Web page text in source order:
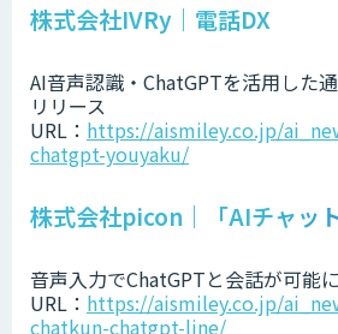
株式会社IVRy｜電話DX
AI音声認識・ChatGPTを活用した
リリース
URL： https://aismiley.co.jp/
chatgpt-youyaku/
株式会社picon｜「AIチャット
音声入力でChatGPTと会話が可能に
URL： https://aismiley.co.jp/
chatkun-chatgpt-line/